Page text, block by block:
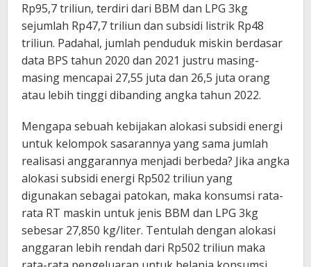
Rp95,7 triliun, terdiri dari BBM dan LPG 3kg
sejumlah Rp47,7 triliun dan subsidi listrik Rp48
triliun. Padahal, jumlah penduduk miskin berdasar
data BPS tahun 2020 dan 2021 justru masing-
masing mencapai 27,55 juta dan 26,5 juta orang
atau lebih tinggi dibanding angka tahun 2022.
Mengapa sebuah kebijakan alokasi subsidi energi
untuk kelompok sasarannya yang sama jumlah
realisasi anggarannya menjadi berbeda? Jika angka
alokasi subsidi energi Rp502 triliun yang
digunakan sebagai patokan, maka konsumsi rata-
rata RT maskin untuk jenis BBM dan LPG 3kg
sebesar 27,850 kg/liter. Tentulah dengan alokasi
anggaran lebih rendah dari Rp502 triliun maka